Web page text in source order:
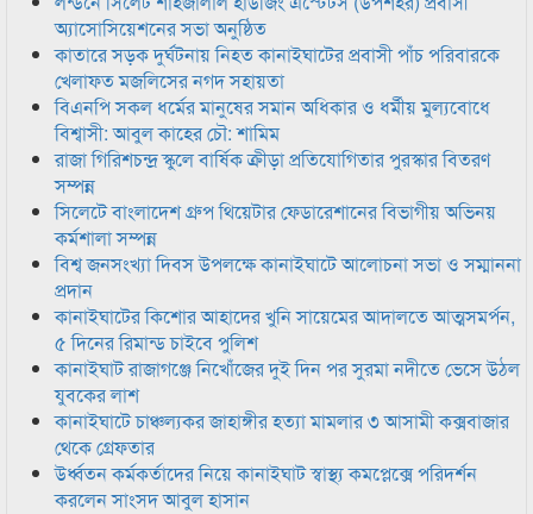
অ্যাসোসিয়েশনের সভা অনুষ্ঠিত
কাতারে সড়ক দুর্ঘটনায় নিহত কানাইঘাটের প্রবাসী পাঁচ পরিবারকে
খেলাফত মজলিসের নগদ সহায়তা
বিএনপি সকল ধর্মের মানুষের সমান অধিকার ও ধর্মীয় মুল্যবোধে
বিশ্বাসী: আবুল কাহের চৌ: শামিম
রাজা গিরিশচন্দ্র স্কুলে বার্ষিক ক্রীড়া প্রতিযোগিতার পুরস্কার বিতরণ
সম্পন্ন
সিলেটে বাংলাদেশ গ্রুপ থিয়েটার ফেডারেশানের বিভাগীয় অভিনয়
কর্মশালা সম্পন্ন
বিশ্ব জনসংখ্যা দিবস উপলক্ষে কানাইঘাটে আলোচনা সভা ও সম্মাননা
প্রদান
কানাইঘাটের কিশোর আহাদের খুনি সায়েমের আদালতে আত্মসমর্পন,
৫ দিনের রিমান্ড চাইবে পুলিশ
কানাইঘাট রাজাগঞ্জে নিখোঁজের দুই দিন পর সুরমা নদীতে ভেসে উঠল
যুবকের লাশ
কানাইঘাটে চাঞ্চল্যকর জাহাঙ্গীর হত্যা মামলার ৩ আসামী কক্সবাজার
থেকে গ্রেফতার
উর্ধ্বতন কর্মকর্তাদের নিয়ে কানাইঘাট স্বাস্থ্য কমপ্লেক্সে পরিদর্শন
করলেন সাংসদ আবুল হাসান